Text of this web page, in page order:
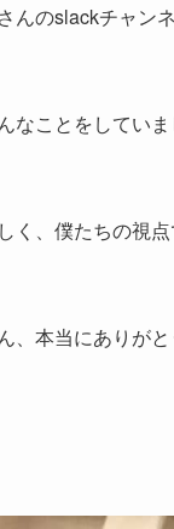
んのslackチャン
なことをしてい
く、僕たちの視
本当にありがと